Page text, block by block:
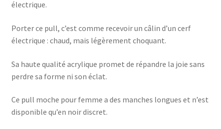
électrique.
Porter ce pull, c’est comme recevoir un câlin d’un cerf
électrique : chaud, mais légèrement choquant.
Sa haute qualité acrylique promet de répandre la joie sans
perdre sa forme ni son éclat.
Ce pull moche pour femme a des manches longues et n’est
disponible qu’en noir discret.